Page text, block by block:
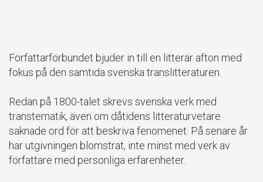
Författarförbundet bjuder in till en litterär afton med
fokus på den samtida svenska translitteraturen.
Redan på 1800-talet skrevs svenska verk med
transtematik, även om dåtidens litteraturvetare
saknade ord för att beskriva fenomenet. På senare år
har utgivningen blomstrat, inte minst med verk av
författare med personliga erfarenheter.